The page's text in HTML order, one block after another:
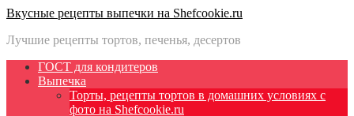
Вкусные рецепты выпечки на Shefcookie.ru
Лучшие рецепты тортов, печенья, десертов
ГОСТ для кондитеров
Выпечка
Торты, рецепты тортов в домашних условиях с
фото на Shefcookie.ru